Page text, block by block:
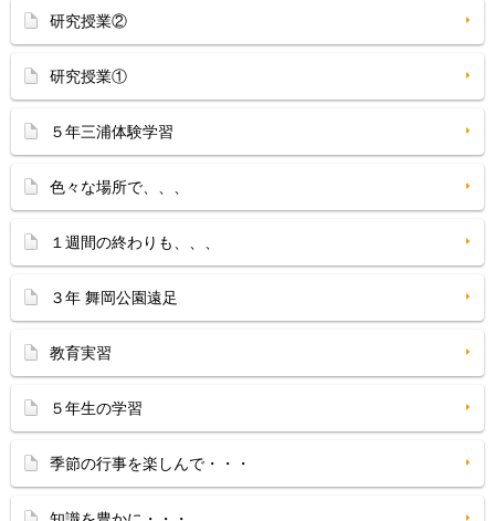
研究授業②
研究授業①
５年三浦体験学習
色々な場所で、、、
１週間の終わりも、、、
３年 舞岡公園遠足
教育実習
５年生の学習
季節の行事を楽しんで・・・